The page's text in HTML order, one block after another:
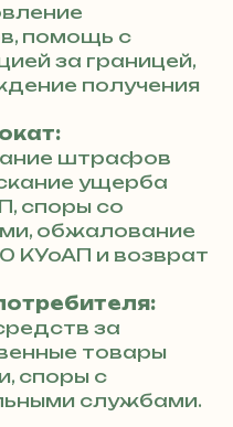
помощь с
за границей,
получения
штрафов
ущерба
споры со
обжалование
КУоАП и возврат
за
товары
споры с
службами.